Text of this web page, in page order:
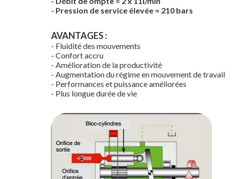
- Pression de service élevée = 210 bars
AVANTAGES :
- Fluidité des mouvements
- Confort accru
- Amélioration de la productivité
- Augmentation du régime en mouvement de travail
- Performances et puissance améliorées
- Plus longue durée de vie